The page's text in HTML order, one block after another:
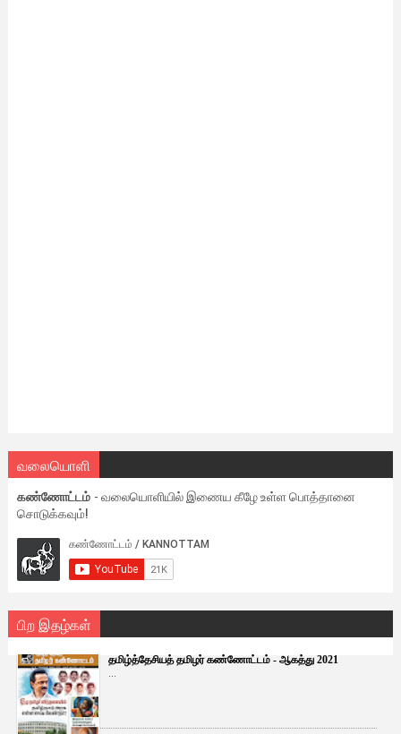
வலையொளி
கண்ணோட்டம் - வலையொளியில் இணைய கீழே உள்ள பொத்தானை
சொடுக்கவும்!
பிற இதழ்கள்
தமிழ்த்தேசியத் தமிழர் கண்ணோட்டம் - ஆகத்து 2021
...